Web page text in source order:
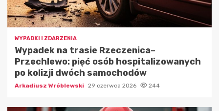
WYPADKI I ZDARZENIA
Wypadek na trasie Rzeczenica–
Przechlewo: pięć osób hospitalizowanych
po kolizji dwóch samochodów
Arkadiusz Wróblewski 29 czerwca 2026 244